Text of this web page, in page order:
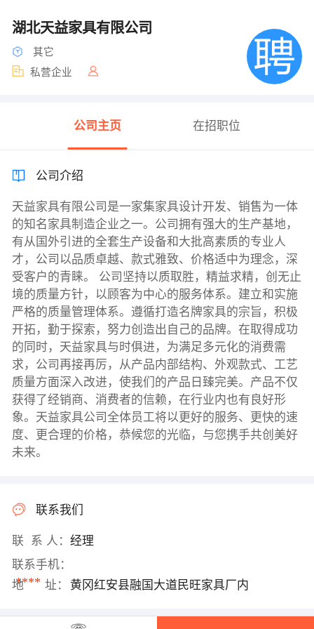
湖北天益家具有限公司
其它
私营企业
公司主页 在招职位
公司介绍
天益家具有限公司是一家集家具设计开发、销售为一体
的知名家具制造企业之一。公司拥有强大的生产基地，
有从国外引进的全套生产设备和大批高素质的专业人
才，公司以品质卓越、款式雅致、价格适中为理念，深
受客户的青睐。 公司坚持以质取胜，精益求精，创无止
境的质量方针，以顾客为中心的服务体系。建立和实施
严格的质量管理体系。遵循打造名牌家具的宗旨，积极
开拓，勤于探索，努力创造出自己的品牌。在取得成功
的同时，天益家具与时俱进，为满足多元化的消费需
求，公司再接再厉，从产品内部结构、外观款式、工艺
质量方面深入改进，使我们的产品日臻完美。产品不仅
获得了经销商、消费者的信赖，在行业内也有良好形
象。天益家具公司全体员工将以更好的服务、更快的速
度、更合理的价格，恭候您的光临，与您携手共创美好
未来。
联系我们
联 系 人： 经理
联系手机：
****
地 址： 黄冈红安县融国大道民旺家具厂内